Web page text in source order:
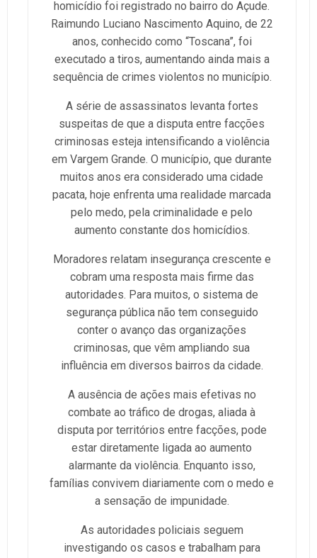
homicídio foi registrado no bairro do Açude.
Raimundo Luciano Nascimento Aquino, de 22
anos, conhecido como “Toscana”, foi
executado a tiros, aumentando ainda mais a
sequência de crimes violentos no município.
A série de assassinatos levanta fortes
suspeitas de que a disputa entre facções
criminosas esteja intensificando a violência
em Vargem Grande. O município, que durante
muitos anos era considerado uma cidade
pacata, hoje enfrenta uma realidade marcada
pelo medo, pela criminalidade e pelo
aumento constante dos homicídios.
Moradores relatam insegurança crescente e
cobram uma resposta mais firme das
autoridades. Para muitos, o sistema de
segurança pública não tem conseguido
conter o avanço das organizações
criminosas, que vêm ampliando sua
influência em diversos bairros da cidade.
A ausência de ações mais efetivas no
combate ao tráfico de drogas, aliada à
disputa por territórios entre facções, pode
estar diretamente ligada ao aumento
alarmante da violência. Enquanto isso,
famílias convivem diariamente com o medo e
a sensação de impunidade.
As autoridades policiais seguem
investigando os casos e trabalham para